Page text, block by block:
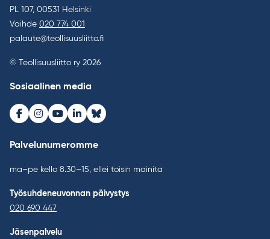
PL 107, 00531 Helsinki
Vaihde 020 774 001
palaute@teollisuusliitto.fi
© Teollisuusliitto ry 2026
Sosiaalinen media
Facebook
Instagram
Youtube
LinkedInBluesky
Palvelunumeromme
ma–pe kello 8.30–15, ellei toisin mainita
Työsuhdeneuvonnan päivystys
020 690 447
Jäsenpalvelu